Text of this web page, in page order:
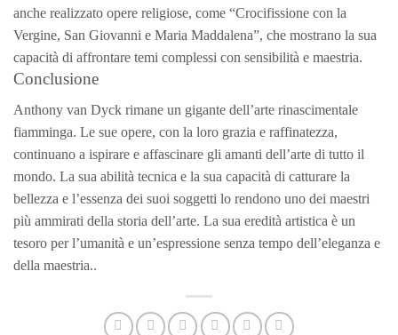
anche realizzato opere religiose, come “Crocifissione con la
Vergine, San Giovanni e Maria Maddalena”, che mostrano la sua
capacità di affrontare temi complessi con sensibilità e maestria.
Conclusione
Anthony van Dyck rimane un gigante dell’arte rinascimentale
fiamminga. Le sue opere, con la loro grazia e raffinatezza,
continuano a ispirare e affascinare gli amanti dell’arte di tutto il
mondo. La sua abilità tecnica e la sua capacità di catturare la
bellezza e l’essenza dei suoi soggetti lo rendono uno dei maestri
più ammirati della storia dell’arte. La sua eredità artistica è un
tesoro per l’umanità e un’espressione senza tempo dell’eleganza e
della maestria..